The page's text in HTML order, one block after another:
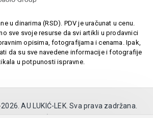
u dinarima (RSD). PDV je uračunat u cenu.
sve svoje resurse da svi artikli u prodavnici
opisima, fotografijama i cenama. Ipak,
da su sve navedene informacije i fotografije
u potpunosti ispravne.
2026. AU LUKIĆ-LEK. Sva prava zadržana.